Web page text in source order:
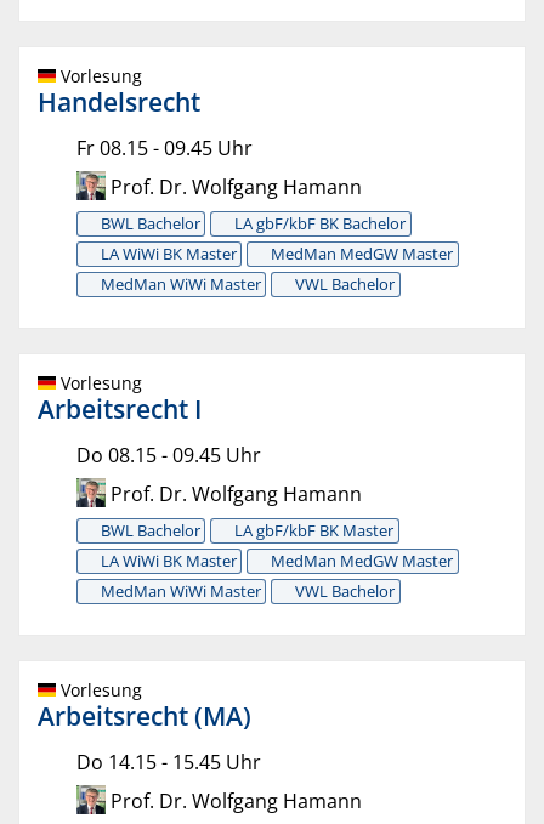
Vorlesung
Handelsrecht
Fr 08.15 - 09.45 Uhr
Prof. Dr. Wolfgang Hamann
BWL Bachelor
LA gbF/kbF BK Bachelor
LA WiWi BK Master
MedMan MedGW Master
MedMan WiWi Master
VWL Bachelor
Vorlesung
Arbeitsrecht I
Do 08.15 - 09.45 Uhr
Prof. Dr. Wolfgang Hamann
BWL Bachelor
LA gbF/kbF BK Master
LA WiWi BK Master
MedMan MedGW Master
MedMan WiWi Master
VWL Bachelor
Vorlesung
Arbeitsrecht (MA)
Do 14.15 - 15.45 Uhr
Prof. Dr. Wolfgang Hamann